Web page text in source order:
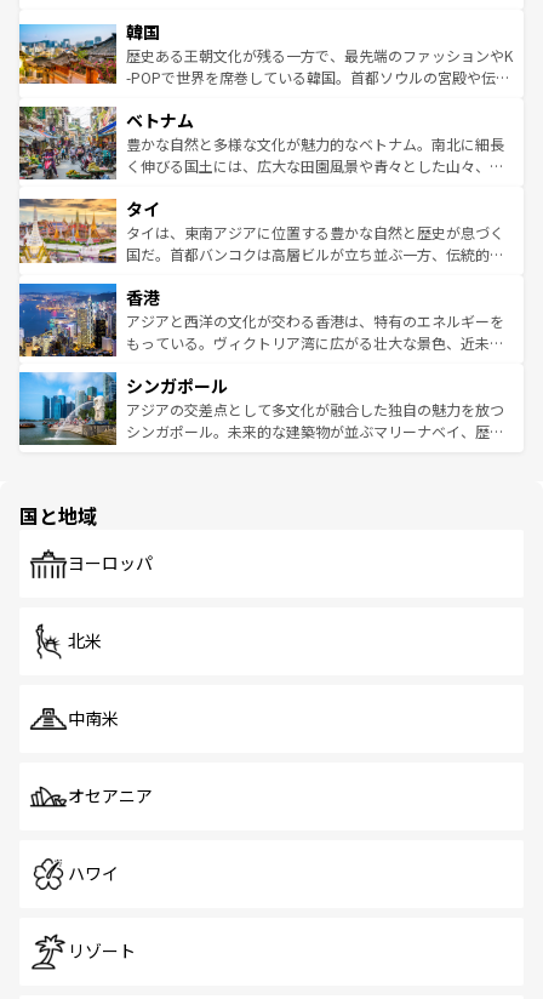
ワイを、存分に味わってほしい。 なお、新着のハワイ情報
はコンテンツ一覧を参照してほしい。
いる。アクティビティも充実しており、サーフィンやダイ
ビング、ハイキングなど、アウトドア好きにはたまらな
い。オーストラリアの多彩な魅力を存分に味わいつくそ
参照してほしい。
ン）、静ひつな山岳地帯である台湾東部など、都市の喧騒
と山間の静けさが共存しており、訪れる人に新しい発見と
驚きをもたらしてくれる。また、奥深い台湾の食文化も魅
容にもいいと評判のスイーツなど、バラエティ豊かな料理
が味わえる。 なお、新着の台湾情報は コンテンツ一覧を参
照してほしい。
韓国
歴史ある王朝文化が残る一方で、最先端のファッションやK
-POPで世界を席巻している韓国。首都ソウルの宮殿や伝統
き、地方に足を延ばせば四季折々の自然美を楽しむことが
できる。そして、キムチや焼肉、絶品のストリートフード
まで、さまざまな韓国料理が待っている。夜には、韓国な
リティに包まれながら、韓国の多彩な魅力を心ゆくまで味
わってみてほしい。 なお、新着の韓国情報はコンテンツ一
覧を参照してほしい。
ベトナム
豊かな自然と多様な文化が魅力的なベトナム。南北に細長
く伸びる国土には、広大な田園風景や青々とした山々、世
急速な発展と共に伝統が息づく。ハノイの古い町並みやホ
ーチミン市のフランス統治時代の建物も、独特の雰囲気を
醸し出している。また、バラエティの豊かさとおいしさで
とつ。フォーやバインミー、ベトナムコーヒーなどは、ぜ
ひ現地で味わいたい。どの地域を訪れてもあたたかい人々
が旅行者を迎えてくれるので、きっと忘れられない旅にな
参照してほしい。
タイ
タイは、東南アジアに位置する豊かな自然と歴史が息づく
国だ。首都バンコクは高層ビルが立ち並ぶ一方、伝統的な
の活気が交差している。北部ではチェンマイなどの山岳地
帯で自然と触れ合い、南部ではプーケットやクラビの美し
いビーチでリゾート気分を楽しむことができる。タイ料理
激する。気候は一年中温暖で、どの季節にも異なる楽しみ
が待っている。親しみやすいタイの人々、仏教を中心とし
た文化、そして多様な観光資源が、訪れる旅人を魅了し続
香港
アジアと西洋の文化が交わる香港は、特有のエネルギーを
もっている。ヴィクトリア湾に広がる壮大な景色、近未来
み、どこを訪れても感動するはず。観光スポットが密集し
ており、効率よく見どころを回れるのも魅力。息をのむよ
うな絶景から文化的な体験まで、香港を存分に楽しみ尽く
シンガポール
アジアの交差点として多文化が融合した独自の魅力を放つ
シンガポール。未来的な建築物が並ぶマリーナベイ、歴史
で、ホーカーズは地元の風情を楽しめる外せないスポット
国と地域
ヨーロッパ
北米
中南米
オセアニア
ハワイ
リゾート